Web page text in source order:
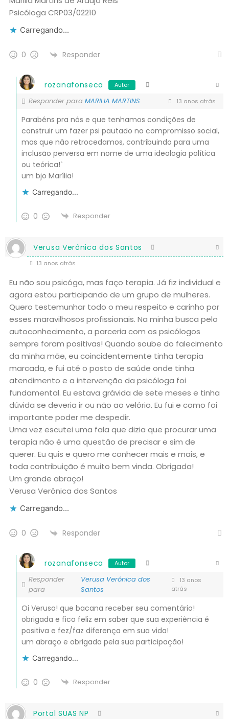
Psicóloga CRP03/02210
Carregando...
0 Responder
rozanafonseca Autor
Responder para MARILIA MARTINS 13 anos atrás
Parabéns pra nós e que tenhamos condições de
construir um fazer psi pautado no compromisso social,
mas que não retrocedamos, contribuindo para uma
inclusão perversa em nome de uma ideologia política
ou teórica!`
um bjo Marília!
Carregando...
0 Responder
Verusa Verônica dos Santos
13 anos atrás
Eu não sou psicóga, mas faço terapia. Já fiz individual e
agora estou participando de um grupo de mulheres.
Quero testemunhar todo o meu respeito e carinho por
esses maravilhosos profissionais. Na minha busca pelo
autoconhecimento, a parceria com os psicólogos
sempre foram positivas! Quando soube do falecimento
da minha mãe, eu coincidentemente tinha terapia
marcada, e fui até o posto de saúde onde tinha
atendimento e a intervenção da psicóloga foi
fundamental. Eu estava grávida de sete meses e tinha
dúvida se deveria ir ou não ao velório. Eu fui e como foi
importante poder me despedir.
Uma vez escutei uma fala que dizia que procurar uma
terapia não é uma questão de precisar e sim de
querer. Eu quis e quero me conhecer mais e mais, e
toda contribuição é muito bem vinda. Obrigada!
Um grande abraço!
Verusa Verônica dos Santos
Carregando...
0 Responder
rozanafonseca Autor
Responder
para
Verusa Verônica dos
Santos
13 anos
atrás
Oi Verusa! que bacana receber seu comentário!
obrigada e fico feliz em saber que sua experiência é
positiva e fez/faz diferença em sua vida!
um abraço e obrigada pela sua participação!
Carregando...
0 Responder
Portal SUAS NP